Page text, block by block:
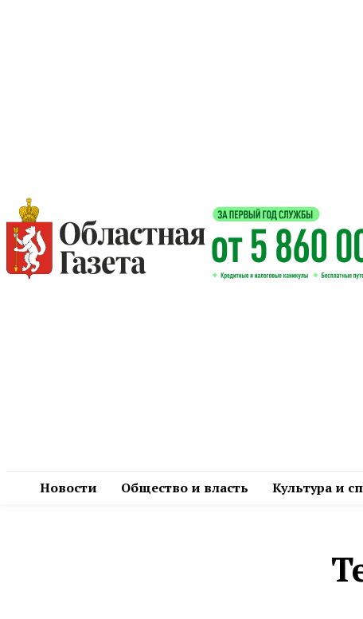
Новости Общество и власть Культура и